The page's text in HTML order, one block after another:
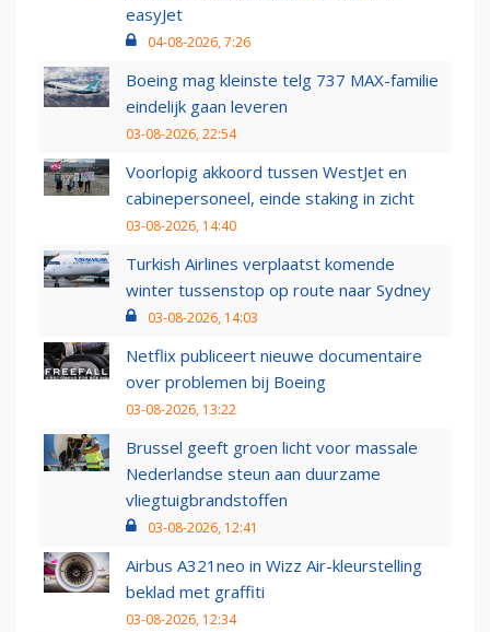
easyJet
04-08-2026, 7:26
Boeing mag kleinste telg 737 MAX-familie
eindelijk gaan leveren
03-08-2026, 22:54
Voorlopig akkoord tussen WestJet en
cabinepersoneel, einde staking in zicht
03-08-2026, 14:40
Turkish Airlines verplaatst komende
winter tussenstop op route naar Sydney
03-08-2026, 14:03
Netflix publiceert nieuwe documentaire
over problemen bij Boeing
03-08-2026, 13:22
Brussel geeft groen licht voor massale
Nederlandse steun aan duurzame
vliegtuigbrandstoffen
03-08-2026, 12:41
Airbus A321neo in Wizz Air-kleurstelling
beklad met graffiti
03-08-2026, 12:34